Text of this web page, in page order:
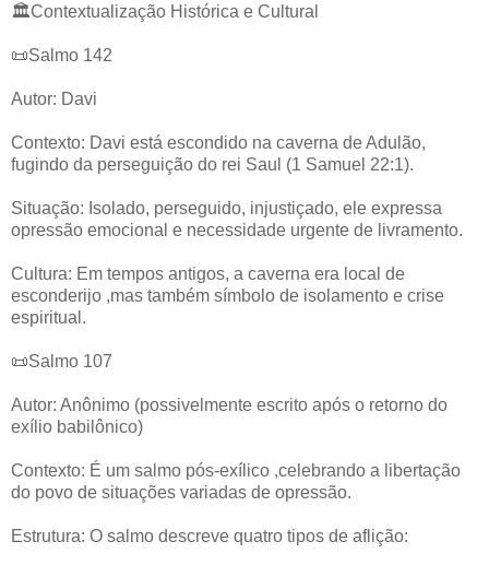
🏛️Contextualização Histórica e Cultural
📜Salmo 142
Autor: Davi
Contexto: Davi está escondido na caverna de Adulão,
fugindo da perseguição do rei Saul (1 Samuel 22:1).
Situação: Isolado, perseguido, injustiçado, ele expressa
opressão emocional e necessidade urgente de livramento.
Cultura: Em tempos antigos, a caverna era local de
esconderijo ,mas também símbolo de isolamento e crise
espiritual.
📜Salmo 107
Autor: Anônimo (possivelmente escrito após o retorno do
exílio babilônico)
Contexto: É um salmo pós-exílico ,celebrando a libertação
do povo de situações variadas de opressão.
Estrutura: O salmo descreve quatro tipos de aflição: